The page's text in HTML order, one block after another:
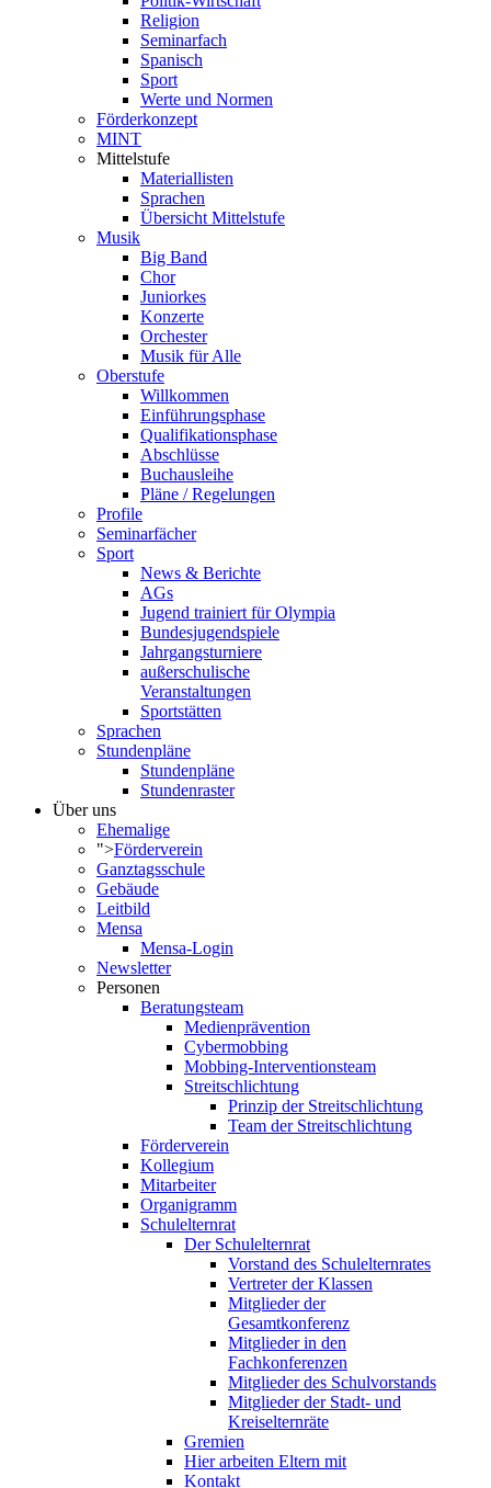
Religion
Seminarfach
Spanisch
Sport
Werte und Normen
Förderkonzept
MINT
Mittelstufe
Materiallisten
Sprachen
Übersicht Mittelstufe
Musik
Big Band
Chor
Juniorkes
Konzerte
Orchester
Musik für Alle
Oberstufe
Willkommen
Einführungsphase
Qualifikationsphase
Abschlüsse
Buchausleihe
Pläne / Regelungen
Profile
Seminarfächer
Sport
News & Berichte
AGs
Jugend trainiert für Olympia
Bundesjugendspiele
Jahrgangsturniere
außerschulische
Veranstaltungen
Sportstätten
Sprachen
Stundenpläne
Stundenpläne
Stundenraster
Über uns
Ehemalige
">Förderverein
Ganztagsschule
Gebäude
Leitbild
Mensa
Mensa-Login
Newsletter
Personen
Beratungsteam
Medienprävention
Cybermobbing
Mobbing-Interventionsteam
Streitschlichtung
Prinzip der Streitschlichtung
Team der Streitschlichtung
Förderverein
Kollegium
Mitarbeiter
Organigramm
Schulelternrat
Der Schulelternrat
Vorstand des Schulelternrates
Vertreter der Klassen
Mitglieder der
Gesamtkonferenz
Mitglieder in den
Fachkonferenzen
Mitglieder des Schulvorstands
Mitglieder der Stadt- und
Kreiselternräte
Gremien
Hier arbeiten Eltern mit
Kontakt